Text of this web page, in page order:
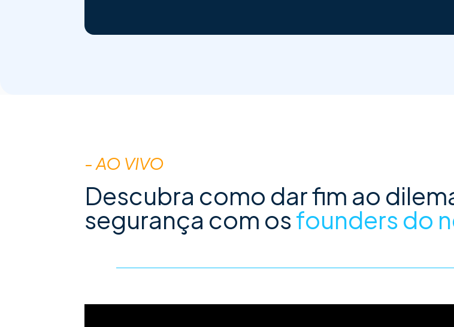
- AO VIVO
Descubra como dar fim ao
segurança com osfounders do